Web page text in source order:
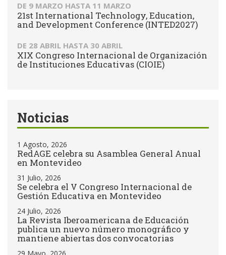
DE 9 MARZO HASTA 11 MARZO
21st International Technology, Education,
and Development Conference (INTED2027)
DE 28 ABRIL HASTA 30 ABRIL
XIX Congreso Internacional de Organización
de Instituciones Educativas (CIOIE)
Noticias
1 Agosto, 2026
RedAGE celebra su Asamblea General Anual
en Montevideo
31 Julio, 2026
Se celebra el V Congreso Internacional de
Gestión Educativa en Montevideo
24 Julio, 2026
La Revista Iberoamericana de Educación
publica un nuevo número monográfico y
mantiene abiertas dos convocatorias